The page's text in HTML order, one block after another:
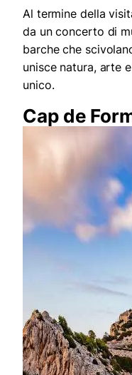
Al termine della
da un concerto di
barche che
unisce natura, arte
unico.
Cap de